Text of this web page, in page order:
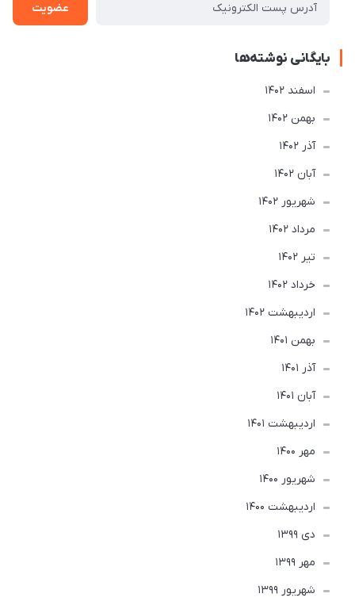
عضویت
بایگانی نوشته‌ها
اسفند 1402
بهمن 1402
آذر 1402
آبان 1402
شهریور 1402
مرداد 1402
تير 1402
خرداد 1402
ارديبهشت 1402
بهمن 1401
آذر 1401
آبان 1401
ارديبهشت 1401
مهر 1400
شهریور 1400
ارديبهشت 1400
دی 1399
مهر 1399
شهریور 1399